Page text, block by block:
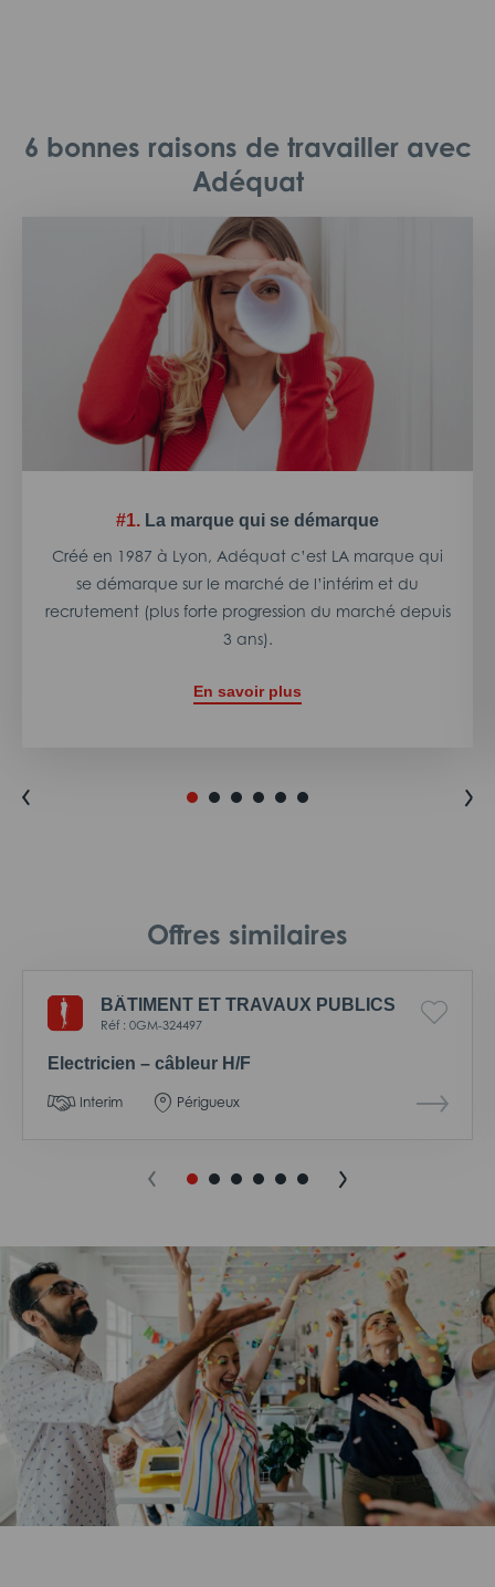
6 bonnes raisons de travailler avec
Adéquat
#1. La marque qui se démarque
Créé en 1987 à Lyon, Adéquat c’est LA marque qui
se démarque sur le marché de l’intérim et du
recrutement (plus forte progression du marché depuis
3 ans).
En savoir plus
Offres similaires
BÂTIMENT ET TRAVAUX PUBLICS
Réf : 0GM-324497
Electricien – câbleur H/F
Interim Périgueux